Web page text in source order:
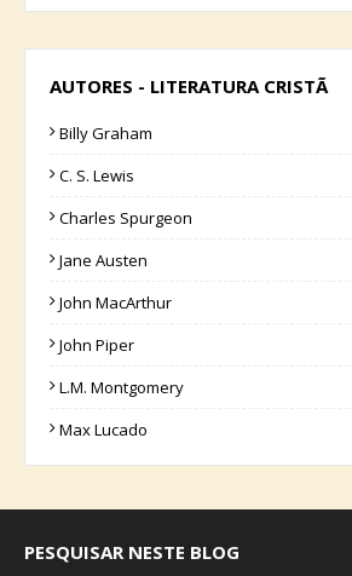
AUTORES - LITERATURA CRISTÃ
Billy Graham
C. S. Lewis
Charles Spurgeon
Jane Austen
John MacArthur
John Piper
L.M. Montgomery
Max Lucado
PESQUISAR NESTE BLOG